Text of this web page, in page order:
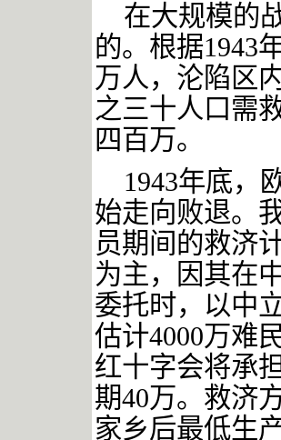
在大规模的
的。根据1943
万人，沦陷区
之三十人口需
四百万。
1943年底，
始走向败退。
员期间的救济
为主，因其在
委托时，以中
估计4000万难
红十字会将承
期40万。救济
家乡后最低生